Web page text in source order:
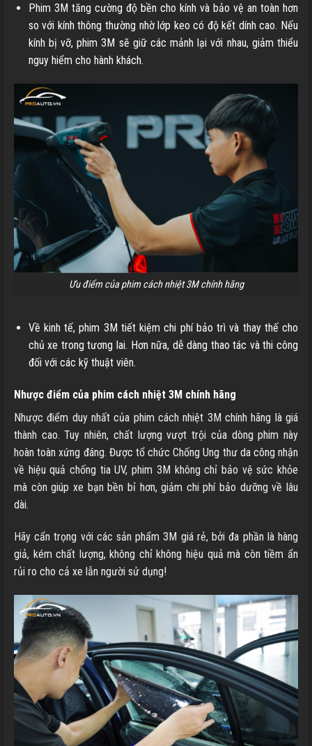
Phim 3M tăng cường độ bền cho kính và bảo vệ an toàn hơn
so với kính thông thường nhờ lớp keo có độ kết dính cao. Nếu
kính bị vỡ, phim 3M sẽ giữ các mảnh lại với nhau, giảm thiểu
nguy hiểm cho hành khách.
Ưu điểm của phim cách nhiệt 3M chính hãng
Về kinh tế, phim 3M tiết kiệm chi phí bảo trì và thay thế cho
chủ xe trong tương lai. Hơn nữa, dễ dàng thao tác và thi công
đối với các kỹ thuật viên.
Nhược điểm của phim cách nhiệt 3M chính hãng
Nhược điểm duy nhất của phim cách nhiệt 3M chính hãng là giá
thành cao. Tuy nhiên, chất lượng vượt trội của dòng phim này
hoàn toàn xứng đáng. Được tổ chức Chống Ung thư da công nhận
về hiệu quả chống tia UV, phim 3M không chỉ bảo vệ sức khỏe
mà còn giúp xe bạn bền bỉ hơn, giảm chi phí bảo dưỡng về lâu
dài.
Hãy cẩn trọng với các sản phẩm 3M giá rẻ, bởi đa phần là hàng
giả, kém chất lượng, không chỉ không hiệu quả mà còn tiềm ẩn
rủi ro cho cả xe lẫn người sử dụng!